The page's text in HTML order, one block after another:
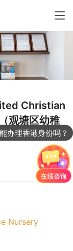
Christian
观塘区幼稚
Nursery
能办理香港身份吗？